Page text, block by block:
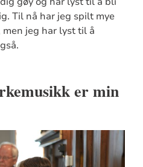
Til nå har jeg spilt mye
jeg har lyst til å
er min